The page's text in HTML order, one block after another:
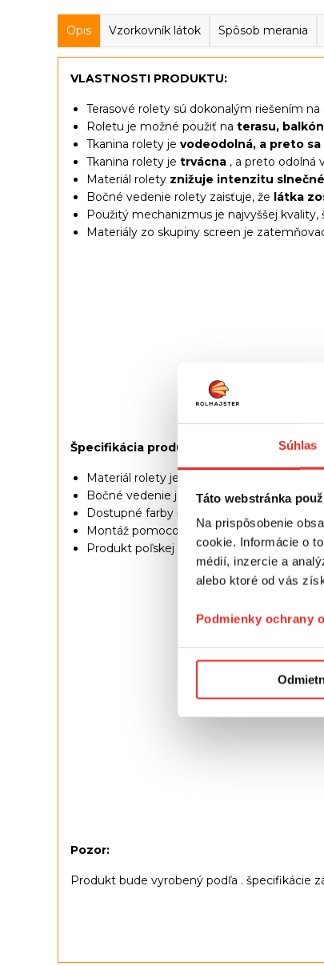
Súhlas
Táto webstránka
Na prispôsobenie
cookie. Informácie o
médií, inzercie a
alebo ktoré od vás
Podmienky ochrany
Opis Vzorkovník látok Spôsob merania
VLASTNOSTI PRODUKTU:
Terasové rolety sú dokonalým riešením na
Roletu je možné použiť na terasu,
Tkanina rolety je vodeodolná, a preto
Tkanina rolety je trvácna , a preto odolná
Materiál rolety znižuje intenzitu
Bočné vedenie rolety zaisťuje, že látka
Použitý mechanizmus je najvyššej
Materiály zo skupiny screen je
Špecifikácia produktu:
Materiál rolety je navinutý na vystuženej
Bočné vedenie je vyrobené zoceľového
Dostupné farby mechanizmov:
Montáž pomocou hmoždiniek a skrutiek,
Produkt poľskej výroby
Pozor:
Produkt bude vyrobený podľa . špecifikácie